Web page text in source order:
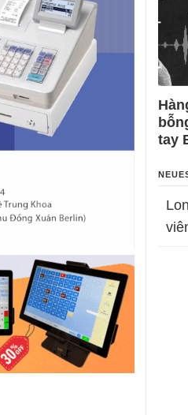
tay